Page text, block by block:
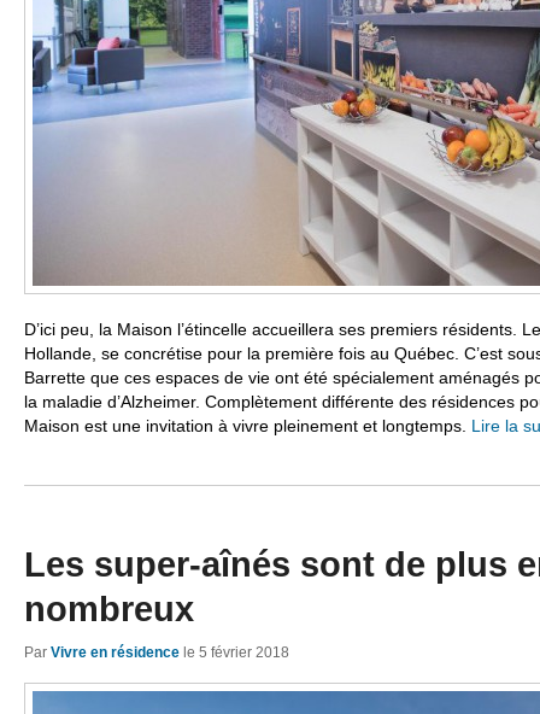
D’ici peu, la Maison l’étincelle accueillera ses premiers résidents.
Hollande, se concrétise pour la première fois au Québec. C’est
Barrette que ces espaces de vie ont été spécialement aménagés
la maladie d’Alzheimer. Complètement différente des résidences
Maison est une invitation à vivre pleinement et longtemps. Lire la
Les super-aînés sont de plus
nombreux
Par Vivre en résidence le 5 février 2018